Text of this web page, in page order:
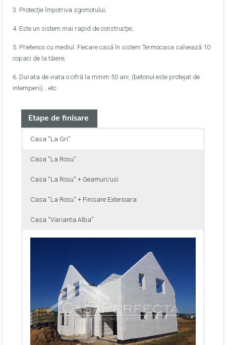
3. Protecţie împotriva zgomotului;
4. Este un sistem mai rapid de construcţie;
5. Prietenos cu mediul. Fiecare casă în sistem Termocasa salvează 10
copaci de la tăiere;
6. Durata de viata o cifră la minim 50 ani. (betonul este protejat de
intemperii)… etc.
Etape de finisare
Casa ''La Gri''
Casa ''La Rosu''
Casa ''La Rosu'' + Geamuri/usi
Casa ''La Rosu'' + Finisare Exterioara
Casa ''Varianta Alba''